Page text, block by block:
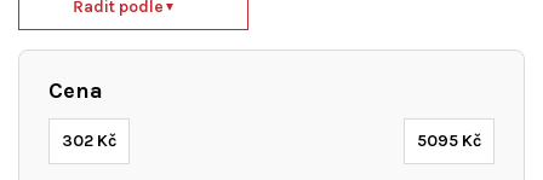
a
z
Řadit podle ▼
Cena
302 Kč 5095 Kč